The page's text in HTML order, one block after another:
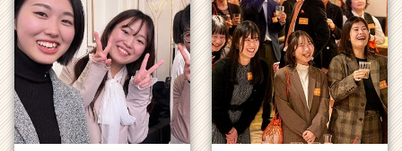
ラ
イ
ン
一
覧
|
ベ